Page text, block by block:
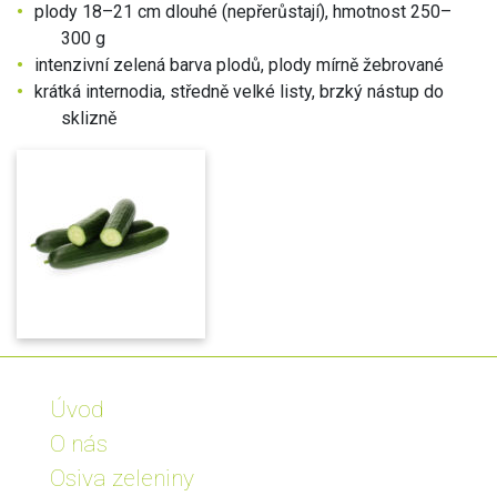
Úvod
O nás
Osiva zeleniny
plody 18–21 cm dlouhé (nepřerůstají), hmotnost 250–
300 g
intenzivní zelená barva plodů, plody mírně žebrované
krátká internodia, středně velké listy, brzký nástup do
sklizně